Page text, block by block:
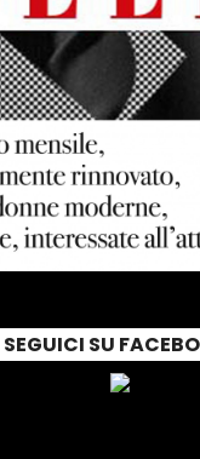
SEGUICI SU